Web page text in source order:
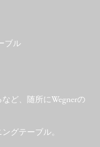
ブル
ど、随所にWegnerの
グテーブル。